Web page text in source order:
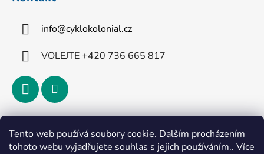
Tento web používá soubory cookie. Dalším procházením
tohoto webu vyjadřujete souhlas s jejich používáním.. Více
info@cyklokolonial.cz
VOLEJTE +420 736 665 817
Přijímáme online platby